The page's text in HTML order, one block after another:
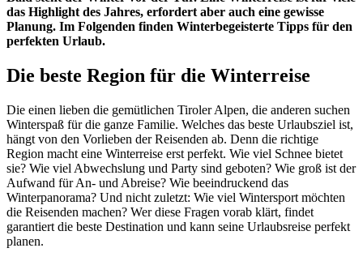
das Highlight des Jahres, erfordert aber auch eine gewisse
Planung. Im Folgenden finden Winterbegeisterte Tipps für den
perfekten Urlaub.
Die beste Region für die Winterreise
Die einen lieben die gemütlichen Tiroler Alpen, die anderen suchen
Winterspaß für die ganze Familie. Welches das beste Urlaubsziel ist,
hängt von den Vorlieben der Reisenden ab. Denn die richtige
Region macht eine Winterreise erst perfekt. Wie viel Schnee bietet
sie? Wie viel Abwechslung und Party sind geboten? Wie groß ist der
Aufwand für An- und Abreise? Wie beeindruckend das
Winterpanorama? Und nicht zuletzt: Wie viel Wintersport möchten
die Reisenden machen? Wer diese Fragen vorab klärt, findet
garantiert die beste Destination und kann seine Urlaubsreise perfekt
planen.